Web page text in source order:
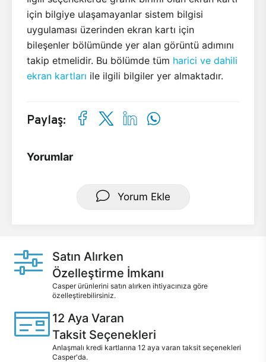
için bilgiye ulaşamayanlar sistem bilgisi
uygulaması üzerinden ekran kartı için
bileşenler bölümünde yer alan görüntü adımını
takip etmelidir. Bu bölümde tüm harici ve dahili
ekran kartları ile ilgili bilgiler yer almaktadır.
Paylaş:
Yorumlar
Yorum Ekle
Satın Alırken
Özelleştirme İmkanı
Casper ürünlerini satın alırken ihtiyacınıza göre
özelleştirebilirsiniz.
12 Aya Varan
Taksit Seçenekleri
Anlaşmalı kredi kartlarına 12 aya varan taksit seçenekleri
Casper'da.